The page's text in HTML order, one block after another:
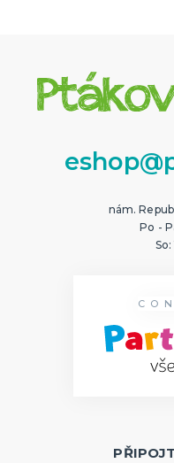
nám.
Po -